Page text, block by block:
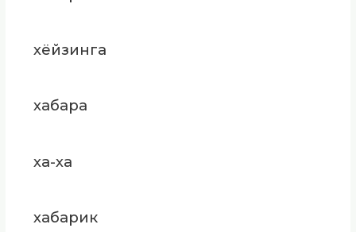
хёйзинга
хабара
ха-ха
хабарик